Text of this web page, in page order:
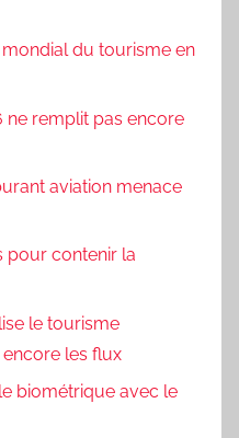
mondial du tourisme en
ne remplit pas encore
aviation menace
pour contenir la
le tourisme
les flux
biométrique avec le